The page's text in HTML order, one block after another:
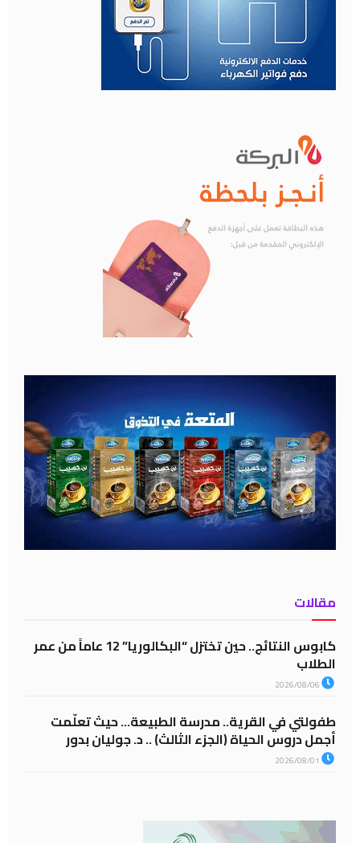
مقالات
كابوس النتائج.. حين تختزل “البكالوريا” 12 عاماً من عمر
الطلاب
طفولتي في القرية.. مدرسة الطبيعة… حيث تعلّمت
أجمل دروس الحياة (الجزء الثالث) .. د. جوليان بدور